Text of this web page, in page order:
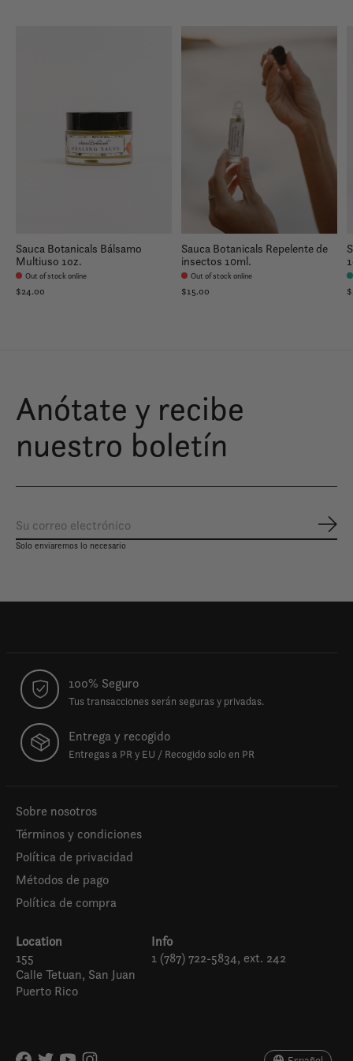
Sauca Botanicals Bálsamo
Multiuso 1oz.
Out of stock online
$24.00
Sauca Botanicals Repelente de
insectos 10ml.
Out of stock online
$15.00
Anótate y recibe
nuestro boletín
Solo enviaremos lo necesario
100% Seguro
Tus transacciones serán seguras y privadas.
Entrega y recogido
Entregas a PR y EU / Recogido solo en PR
Sobre nosotros
Términos y condiciones
Política de privacidad
Métodos de pago
Política de compra
Location
155
Calle Tetuan, San Juan
Puerto Rico
Info
1 (787) 722-5834, ext. 242